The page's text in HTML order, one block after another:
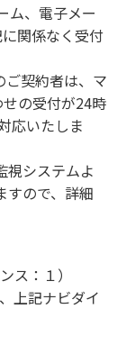
ム、電子メー
関係なく受付
ご契約者は、マ
の受付が24時
応いたしま
視システムよ
すので、詳細
ス：１）
上記ナビダイ